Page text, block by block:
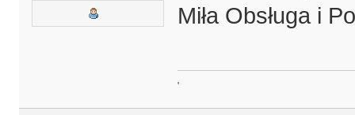
Miła Obsługa i
'